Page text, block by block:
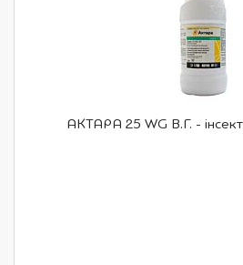
АКТАРА 25 WG В.Г. -